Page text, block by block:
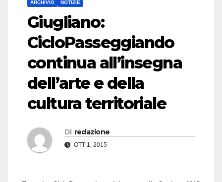
ARCHIVIO NOTIZIE
Giugliano:
CicloPasseggiando
continua all’insegna
dell’arte e della
cultura territoriale
Di redazione
OTT 1, 2015